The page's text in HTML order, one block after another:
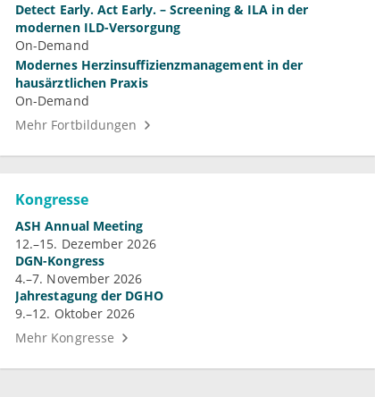
Detect Early. Act Early. – Screening & ILA in der
modernen ILD-Versorgung
On-Demand
Modernes Herzinsuffizienzmanagement in der
hausärztlichen Praxis
On-Demand
Mehr Fortbildungen
Kongresse
ASH Annual Meeting
12.–15. Dezember 2026
DGN-Kongress
4.–7. November 2026
Jahrestagung der DGHO
9.–12. Oktober 2026
Mehr Kongresse